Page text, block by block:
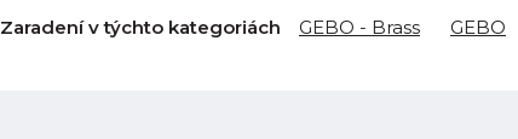
Zaradení v týchto kategoriách GEBO - Brass GEBO